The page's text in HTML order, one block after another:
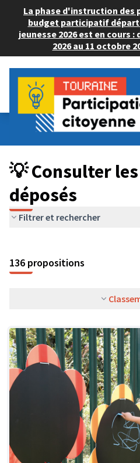
La phase d'instruction des
budget participatif
jeunesse 2026 est en cours :
2026 au 11 octobre
Budget Participatif JEUNESSE
💡 Consulter les projets déposés
💡 Consulter
déposés
Filtrer et rechercher
136 propositions